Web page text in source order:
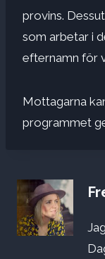
provins.
som arbetar i
efternamn för
Mottagarna
programmet